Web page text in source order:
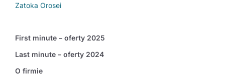
Zatoka Orosei
First minute – oferty 2025
Last minute – oferty 2024
O firmie